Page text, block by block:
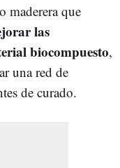
maderera que
las
biocompuesto,
una red de
de curado.